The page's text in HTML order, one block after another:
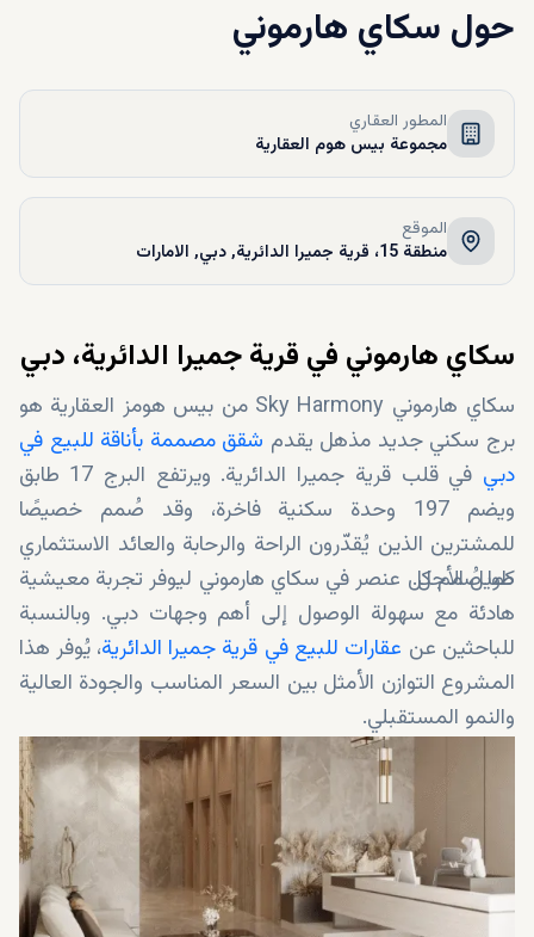
حول سكاي هارموني
المطور العقاري
مجموعة بيس هوم العقارية
الموقع
منطقة 15، قرية جميرا الدائرية, دبي, الامارات
سكاي هارموني في قرية جميرا الدائرية، دبي
سكاي هارموني Sky Harmony من بيس هومز العقارية هو
برج سكني جديد مذهل يقدم شقق مصممة بأناقة للبيع في
دبي
في قلب قرية جميرا الدائرية. ويرتفع البرج 17 طابق
ويضم 197 وحدة سكنية فاخرة، وقد صُمم خصيصًا
للمشترين الذين يُقدّرون الراحة والرحابة والعائد الاستثماري
طويل الأجل.
كما صُمم كل عنصر في سكاي هارموني ليوفر تجربة معيشية
هادئة مع سهولة الوصول إلى أهم وجهات دبي. وبالنسبة
للباحثين عن عقارات للبيع في قرية جميرا الدائرية، يُوفر هذا
المشروع التوازن الأمثل بين السعر المناسب والجودة العالية
والنمو المستقبلي.